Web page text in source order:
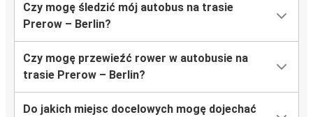
Czy mogę śledzić mój autobus na trasie
Prerow – Berlin?
Czy mogę przewieźć rower w autobusie na
trasie Prerow – Berlin?
Do jakich miejsc docelowych mogę dojechać